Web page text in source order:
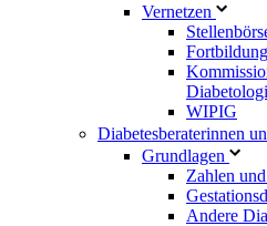
Vernetzen
WIPIG
Diabetesberaterinnen
Grundlagen
Zahlen
Andere